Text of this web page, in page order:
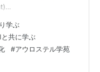
―2026-FEB-14(Sat) 校
たへ】今これを読んで
と少し距離を置く日で
してみましょう。意味
学ぶ
と共に学ぶ
#アウロステル学苑